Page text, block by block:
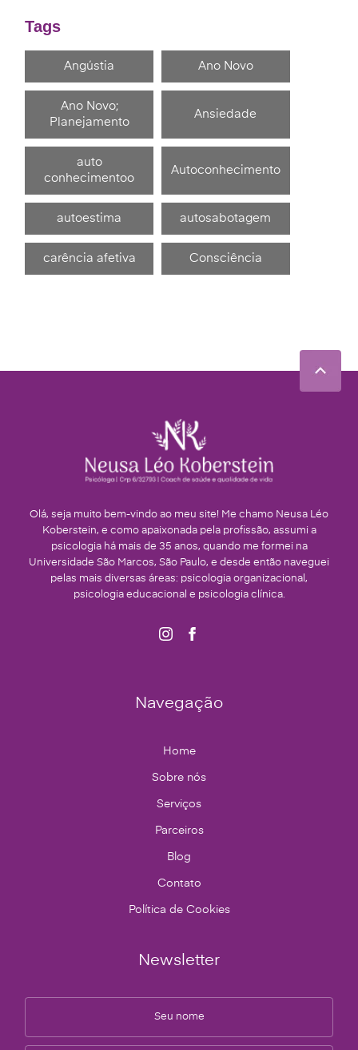
Tags
Angústia Ano Novo
Ano Novo;
Planejamento
Ansiedade
auto
conhecimentoo
Autoconhecimento
autoestima autosabotagem
carência afetiva Consciência
Olá, seja muito bem-vindo ao meu site! Me chamo Neusa Léo
Koberstein, e como apaixonada pela profissão, assumi a
psicologia há mais de 35 anos, quando me formei na
Universidade São Marcos, São Paulo, e desde então naveguei
pelas mais diversas áreas: psicologia organizacional,
psicologia educacional e psicologia clínica.
Navegação
Home
Sobre nós
Serviços
Parceiros
Blog
Contato
Política de Cookies
Newsletter